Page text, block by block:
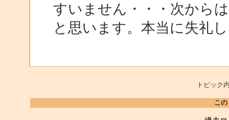
すいません・・・次から
と思います。本当に失礼
トピッ
こ